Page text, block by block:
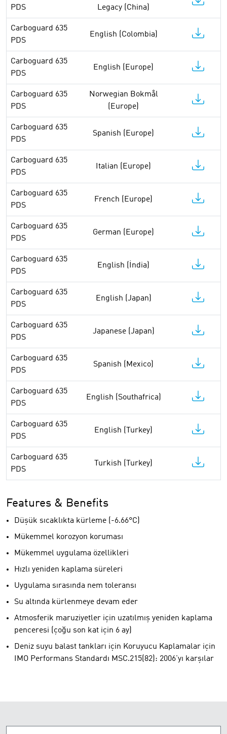
PDS
Legacy (China)
Carboguard 635
PDS
English (Colombia)
Carboguard 635
PDS
English (Europe)
Carboguard 635
PDS
Norwegian Bokmål
(Europe)
Carboguard 635
PDS
Spanish (Europe)
Carboguard 635
PDS
Italian (Europe)
Carboguard 635
PDS
French (Europe)
Carboguard 635
PDS
German (Europe)
Carboguard 635
PDS
English (İndia)
Carboguard 635
PDS
English (Japan)
Carboguard 635
PDS
Japanese (Japan)
Carboguard 635
PDS
Spanish (Mexico)
Carboguard 635
PDS
English (Southafrica)
Carboguard 635
PDS
English (Turkey)
Carboguard 635
PDS
Turkish (Turkey)
Features & Benefits
Düşük sıcaklıkta kürleme (-6.66°C)
Mükemmel korozyon koruması
Mükemmel uygulama özellikleri
Hızlı yeniden kaplama süreleri
Uygulama sırasında nem toleransı
Su altında kürlenmeye devam eder
Atmosferik maruziyetler için uzatılmış yeniden kaplama
penceresi (çoğu son kat için 6 ay)
Deniz suyu balast tankları için Koruyucu Kaplamalar için
IMO Performans Standardı MSC.215(82): 2006'yı karşılar